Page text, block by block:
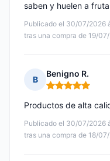
Publicado el 30/07/2026
tras una compra de 19/
saben y huelen a
B
Benigno R.
Nota: 5 de 5
Publicado el 30/07/2026
tras una compra de 18/
Productos de alta